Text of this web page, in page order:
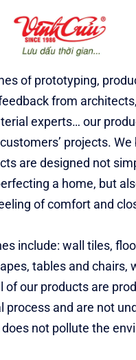
products​
of prototyping,
from architects,
experts… our
projects. We
are designed not
a home, but
of comfort and
include: wall tiles,
tables and chairs,
of our products are
process and are not
not pollute the